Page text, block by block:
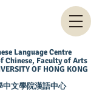
Language Centre
Chinese, Faculty of Arts
OF HONG KONG
中文學院漢語中心